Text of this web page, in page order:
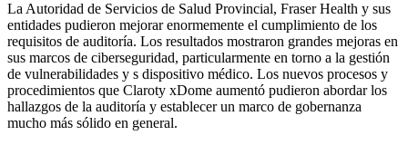
La Autoridad de Servicios de Salud Provincial, Fraser Health y sus
entidades pudieron mejorar enormemente el cumplimiento de los
requisitos de auditoría. Los resultados mostraron grandes mejoras en
sus marcos de ciberseguridad, particularmente en torno a la gestión
de vulnerabilidades y s dispositivo médico. Los nuevos procesos y
procedimientos que Claroty xDome aumentó pudieron abordar los
hallazgos de la auditoría y establecer un marco de gobernanza
mucho más sólido en general.